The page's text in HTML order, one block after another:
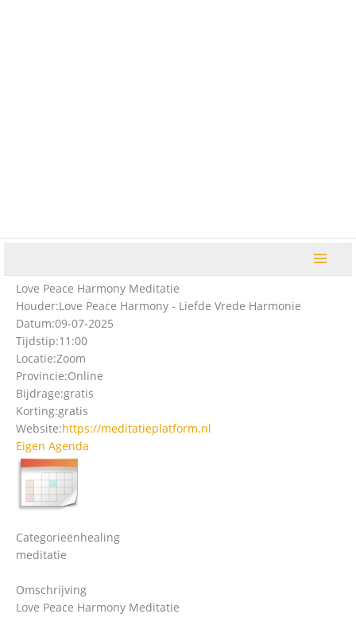
Love Peace Harmony Meditatie
Houder:Love Peace Harmony - Liefde Vrede Harmonie
Datum:09-07-2025
Tijdstip:11:00
Locatie:Zoom
Provincie:Online
Bijdrage:gratis
Korting:gratis
Website:https://meditatieplatform.nl
Eigen Agenda
Categorieënhealing
meditatie
Omschrijving
Love Peace Harmony Meditatie